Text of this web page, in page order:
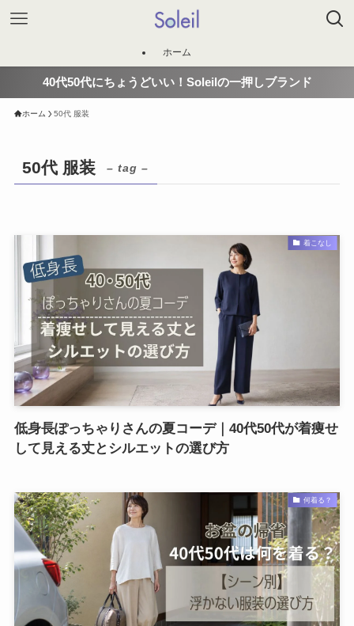
ホーム
40代50代にちょうどいい！Soleilの一押しブランド
ホーム 50代 服装
50代 服装 – tag –
着こなし
低身長ぽっちゃりさんの夏コーデ｜40代50代が着痩せ
して見える丈とシルエットの選び方
何着る？